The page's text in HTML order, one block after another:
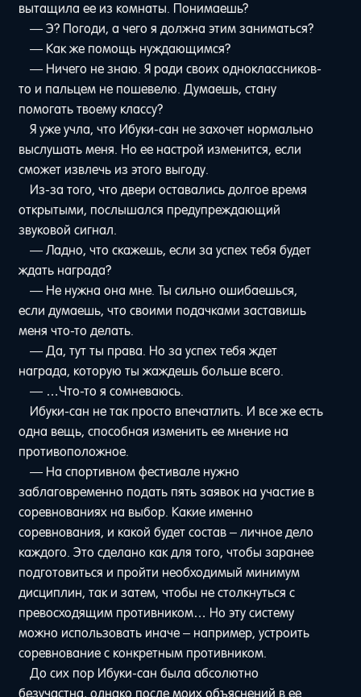
вытащила ее из комнаты. Понимаешь?
— Э? Погоди, а чего я должна этим заниматься?
— Как же помощь нуждающимся?
— Ничего не знаю. Я ради своих одноклассников-
то и пальцем не пошевелю. Думаешь, стану
помогать твоему классу?
Я уже учла, что Ибуки-сан не захочет нормально
выслушать меня. Но ее настрой изменится, если
сможет извлечь из этого выгоду.
Из-за того, что двери оставались долгое время
открытыми, послышался предупреждающий
звуковой сигнал.
— Ладно, что скажешь, если за успех тебя будет
ждать награда?
— Не нужна она мне. Ты сильно ошибаешься,
если думаешь, что своими подачками заставишь
меня что-то делать.
— Да, тут ты права. Но за успех тебя ждет
награда, которую ты жаждешь больше всего.
— …Что-то я сомневаюсь.
Ибуки-сан не так просто впечатлить. И все же есть
одна вещь, способная изменить ее мнение на
противоположное.
— На спортивном фестивале нужно
заблаговременно подать пять заявок на участие в
соревнованиях на выбор. Какие именно
соревнования, и какой будет состав – личное дело
каждого. Это сделано как для того, чтобы заранее
подготовиться и пройти необходимый минимум
дисциплин, так и затем, чтобы не столкнуться с
превосходящим противником… Но эту систему
можно использовать иначе – например, устроить
соревнование с конкретным противником.
До сих пор Ибуки-сан была абсолютно